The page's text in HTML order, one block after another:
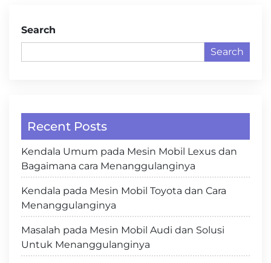
Search
Search
Recent Posts
Kendala Umum pada Mesin Mobil Lexus dan
Bagaimana cara Menanggulanginya
Kendala pada Mesin Mobil Toyota dan Cara
Menanggulanginya
Masalah pada Mesin Mobil Audi dan Solusi
Untuk Menanggulanginya